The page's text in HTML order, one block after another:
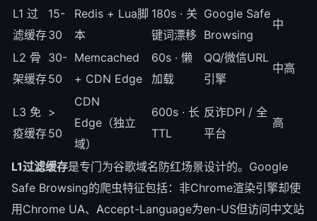
L1 过
滤缓存
15-
30
Redis + Lua脚
本
180s · 关
键词漂移
Google Safe
Browsing
中
L2 骨
架缓存
30-
50
Memcached
+ CDN Edge
60s · 懒
加载
QQ/微信URL
引擎
中高
L3 免
疫缓存
>
50
CDN
Edge（独立
域）
600s · 长
TTL
反诈DPI / 全
平台
高
L1过滤缓存是专门为谷歌域名防红场景设计的。Google
Safe Browsing的爬虫特征包括：非Chrome渲染引擎却使
用Chrome UA、Accept-Language为en-US但访问中文站